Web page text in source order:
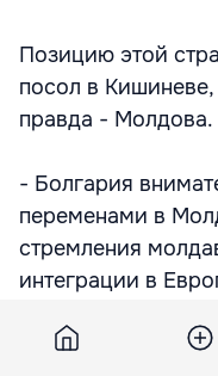
Позицию этой
посол в
правда - Молдова.
- Болгария
переменами в
стремления
интеграции в
Георгий